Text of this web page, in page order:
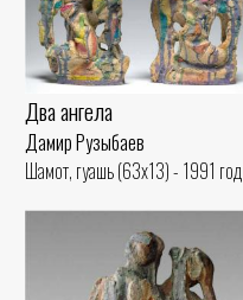
Два ангела
Дамир Рузыбаев
Шамот, гуашь (63x13) - 1991 год